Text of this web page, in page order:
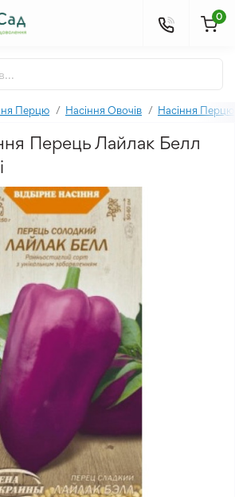
0
Перцю Насіння Овочів Насіння
Перець Лайлак Белл